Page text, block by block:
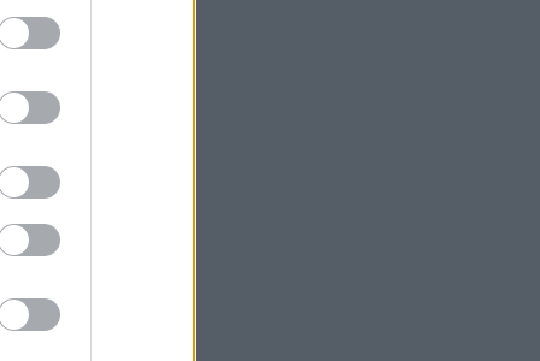
μέσω Εξωδικαστικού
«πράσινα», «κίτρινα» και «κόκκινα»
σπίτια για τις αποζημιώσεις
διαφυγής - Τα έργα άνω του 1 δισ.
ευρώ που «κλειδώνουν» για τη ΔΕΘ
Ρήτρα χωρίς «διαφυγή» - Αθόρυβα
Ο Τραμπ σκοπεύει να απαγορεύσει τη